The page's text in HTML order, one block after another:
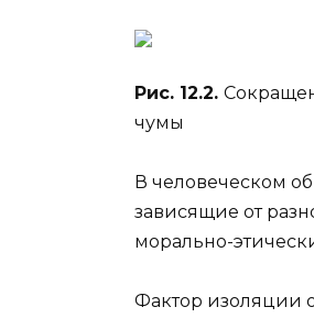
Рис. 12.2.
чумы
В человеческом
зависящие от
морально-
Фактор изоляции